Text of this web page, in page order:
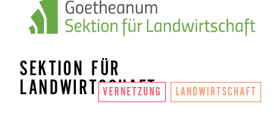
SEKTION FÜR
LANDWIRTSCHAFT
VERNETZUNG LANDWIRTSCHAFT